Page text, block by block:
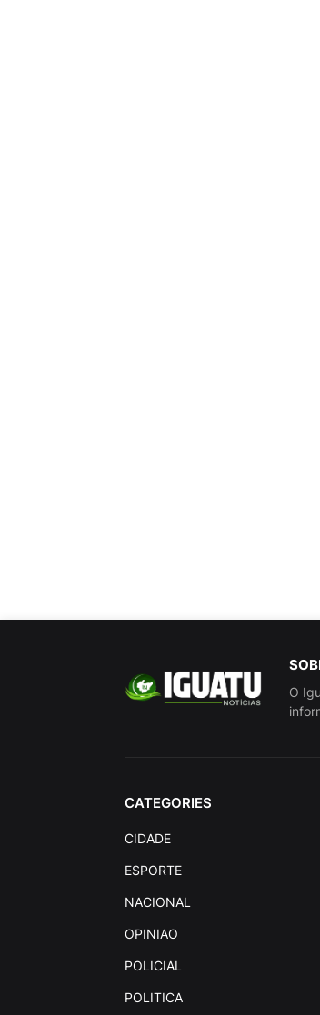
O
CATEGORIES
CIDADE
ESPORTE
NACIONAL
OPINIAO
POLICIAL
POLITICA